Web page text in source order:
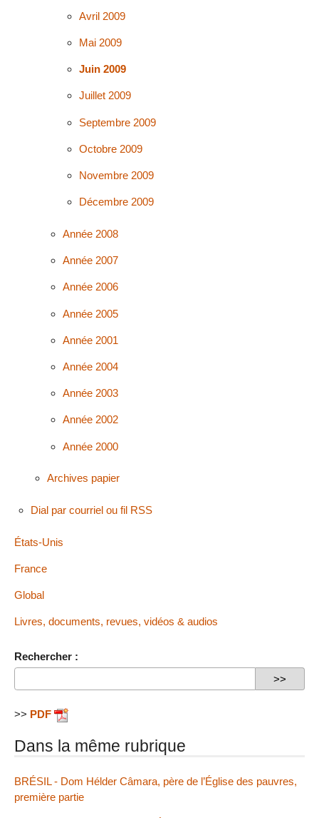
Avril 2009
Mai 2009
Juin 2009
Juillet 2009
Septembre 2009
Octobre 2009
Novembre 2009
Décembre 2009
Année 2008
Année 2007
Année 2006
Année 2005
Année 2001
Année 2004
Année 2003
Année 2002
Année 2000
Archives papier
Dial par courriel ou fil RSS
États-Unis
France
Global
Livres, documents, revues, vidéos & audios
Rechercher :
>> PDF
Dans la même rubrique
BRÉSIL - Dom Hélder Câmara, père de l’Église des pauvres,
première partie